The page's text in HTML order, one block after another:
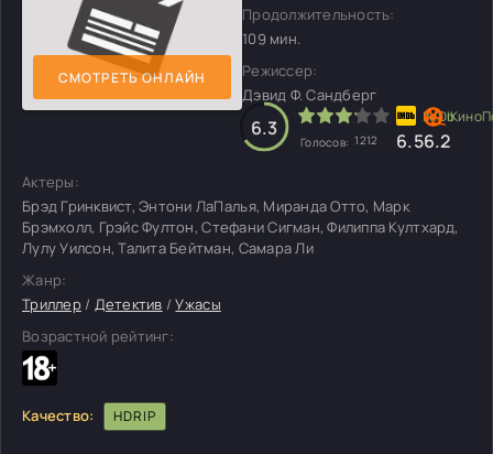
СМОТРЕТЬ ОНЛАЙН
Продолжительность:
109 мин.
Режиссер:
Дэвид Ф. Сандберг
6.3
Голосов: 1212 6.56.2
Актеры:
Брэд Гринквист, Энтони ЛаПалья, Миранда Отто, Марк
Брэмхолл, Грэйс Фултон, Стефани Сигман, Филиппа Култхард,
Лулу Уилсон, Талита Бейтман, Самара Ли
Жанр:
Триллер/ Детектив /Ужасы
Возрастной рейтинг:
Качество: HDRIP